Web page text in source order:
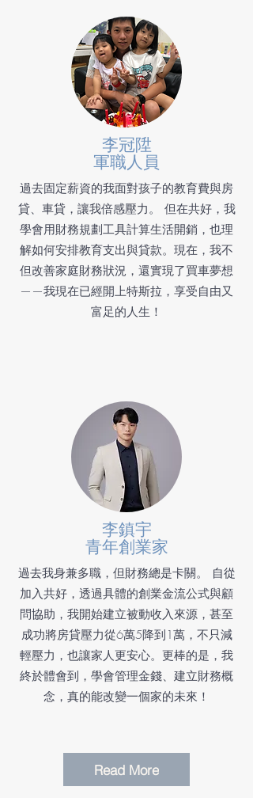
李冠陞
軍職人員
過去固定薪資的我面對孩子的教育費與房
貸、車貸，讓我倍感壓力。 但在共好，我
學會用財務規劃工具計算生活開銷，也理
解如何安排教育支出與貸款。現在，我不
但改善家庭財務狀況，還實現了買車夢想
——我現在已經開上特斯拉，享受自由又
富足的人生！
李鎮宇
青年創業家
過去我身兼多職，但財務總是卡關。 自從
加入共好，透過具體的創業金流公式與顧
問協助，我開始建立被動收入來源，甚至
成功將房貸壓力從6萬5降到1萬，不只減
輕壓力，也讓家人更安心。更棒的是，我
終於體會到，學會管理金錢、建立財務概
念，真的能改變一個家的未來！
Read More